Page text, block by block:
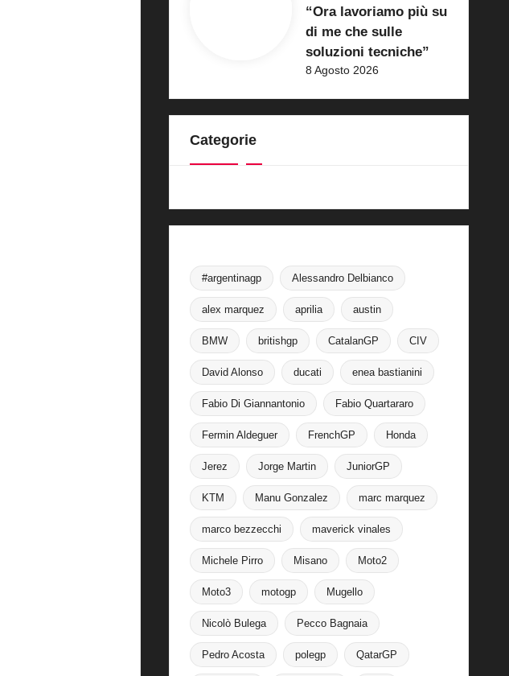
“Ora lavoriamo più su
di me che sulle
soluzioni tecniche”
8 Agosto 2026
Categorie
#argentinagp Alessandro Delbianco
alex marquez aprilia austin
BMW britishgp CatalanGP CIV
David Alonso ducati enea bastianini
Fabio Di Giannantonio Fabio Quartararo
Fermin Aldeguer FrenchGP Honda
Jerez Jorge Martin JuniorGP
KTM Manu Gonzalez marc marquez
marco bezzecchi maverick vinales
Michele Pirro Misano Moto2
Moto3 motogp Mugello
Nicolò Bulega Pecco Bagnaia
Pedro Acosta polegp QatarGP